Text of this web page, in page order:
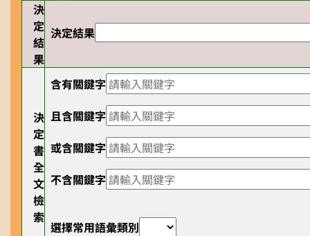
決
定
結
果
決定結果
決
定
書
全
文
檢
索
含有關鍵字
且含關鍵字
或含關鍵字
不含關鍵字
選擇常用語彙類別